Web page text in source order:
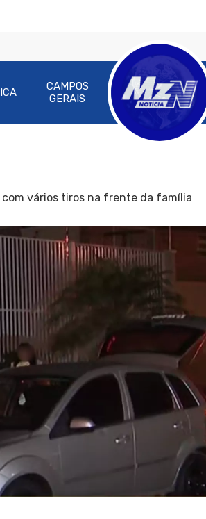
fechar
CAMPOS
GERAIS
com vários tiros na frente da família